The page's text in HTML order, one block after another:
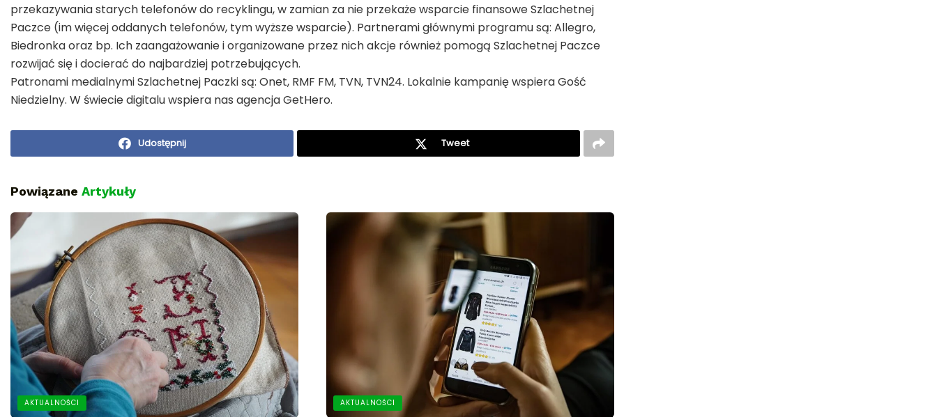
przekazywania starych telefonów do recyklingu, w zamian za nie przekaże wsparcie finansowe Szlachetnej
Paczce (im więcej oddanych telefonów, tym wyższe wsparcie). Partnerami głównymi programu są: Allegro,
Biedronka oraz bp. Ich zaangażowanie i organizowane przez nich akcje również pomogą Szlachetnej Paczce
rozwijać się i docierać do najbardziej potrzebujących.
Patronami medialnymi Szlachetnej Paczki są: Onet, RMF FM, TVN, TVN24. Lokalnie kampanię wspiera Gość
Niedzielny. W świecie digitalu wspiera nas agencja GetHero.
Udostępnij Tweet
Powiązane Artykuły
AKTUALNOŚCI AKTUALNOŚCI